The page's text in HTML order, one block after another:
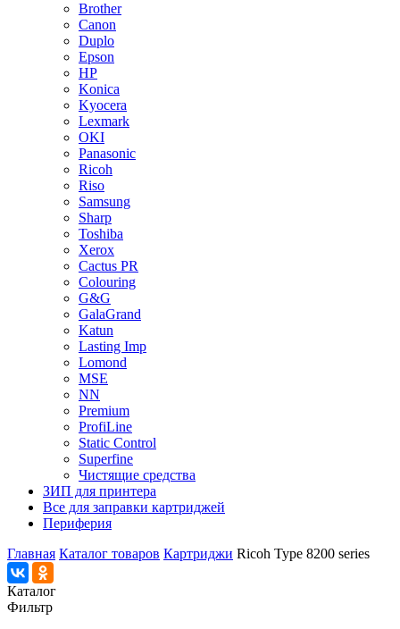
Brother
Canon
Duplo
Epson
HP
Konica
Kyocera
Lexmark
OKI
Panasonic
Ricoh
Riso
Samsung
Sharp
Toshiba
Xerox
Cactus PR
Colouring
G&G
GalaGrand
Katun
Lasting Imp
Lomond
MSE
NN
Premium
ProfiLine
Static Control
Superfine
Чистящие средства
ЗИП для принтера
Все для заправки картриджей
Периферия
Главная Каталог товаров Картриджи Ricoh Type 8200 series
Каталог
Фильтр